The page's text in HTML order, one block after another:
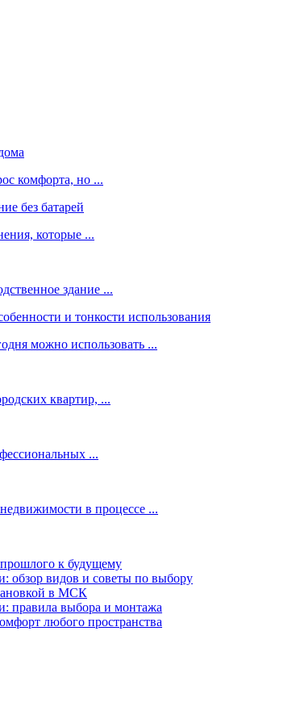
комфорта, но ...
которые ...
здание ...
можно использовать ...
квартир, ...
...
в процессе ...
к будущему
обзор видов и советы по выбору
в МСК
правила выбора и монтажа
любого пространства